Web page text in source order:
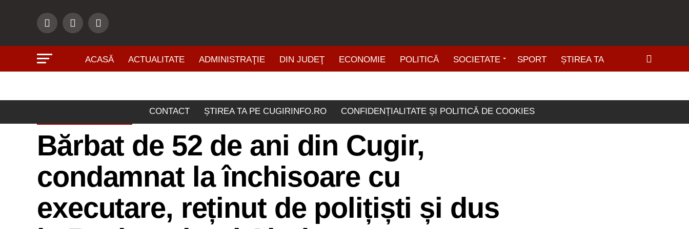
ACASĂ ACTUALITATE ADMINISTRAŢIE DIN JUDEŢ ECONOMIE POLITICĂ SOCIETATE SPORT ȘTIREA TA
CONTACT ȘTIREA TA PE CUGIRINFO.RO CONFIDENȚIALITATE ȘI POLITICĂ DE COOKIES
Bărbat de 52 de ani din Cugir,
condamnat la închisoare cu
executare, reținut de polițiști și dus